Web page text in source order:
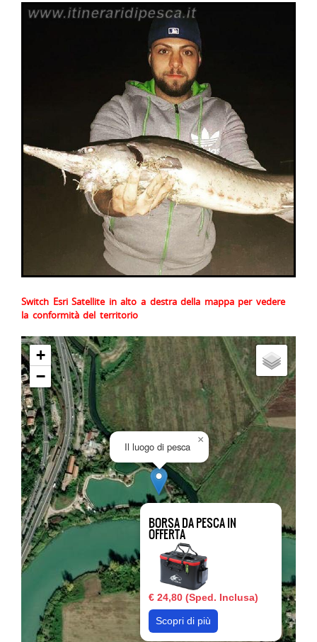
Switch Esri Satellite in alto a destra della mappa per vedere
la conformità del territorio
BORSA DA PESCA IN
OFFERTA
€ 24,80 (Sped. Inclusa)
Scopri di più
Il luogo di pesca
×
+
−